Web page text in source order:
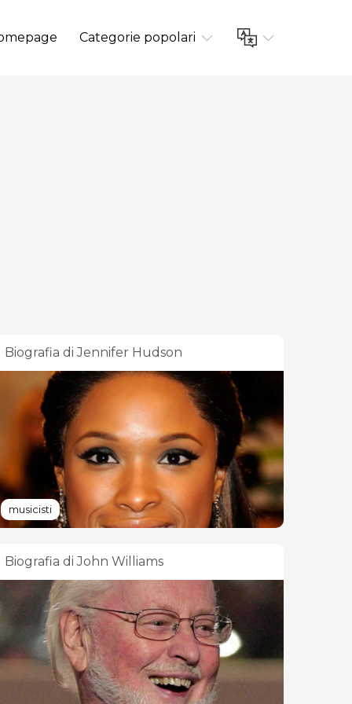
Categorie popolari
Biografia di Jennifer Hudson
musicisti
Biografia di John Williams